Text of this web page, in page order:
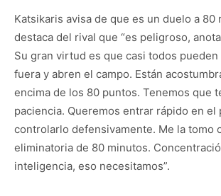
Katsikaris avisa de que es un duelo a 80
destaca del rival que “es peligroso,
Su gran virtud es que casi todos
fuera y abren el campo. Están
encima de los 80 puntos. Tenemos que
paciencia. Queremos entrar rápido en el
controlarlo defensivamente. Me la tomo
eliminatoria de 80 minutos.
inteligencia, eso necesitamos”.